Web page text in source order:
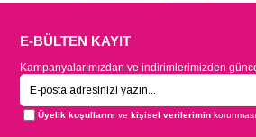
E-BÜLTEN KAYIT
Kampanyalarımızdan ve indirimlerimizden
Üyelik koşullarını vekişisel verilerimin